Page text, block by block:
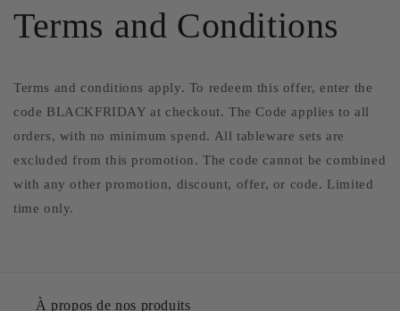
Terms and Conditions
Terms and conditions apply. To redeem this offer, enter the
code BLACKFRIDAY at checkout. The Code applies to all
orders, with no minimum spend. All tableware sets are
excluded from this promotion. The code cannot be combined
with any other promotion, discount, offer, or code. Limited
time only.
À propos de nos produits